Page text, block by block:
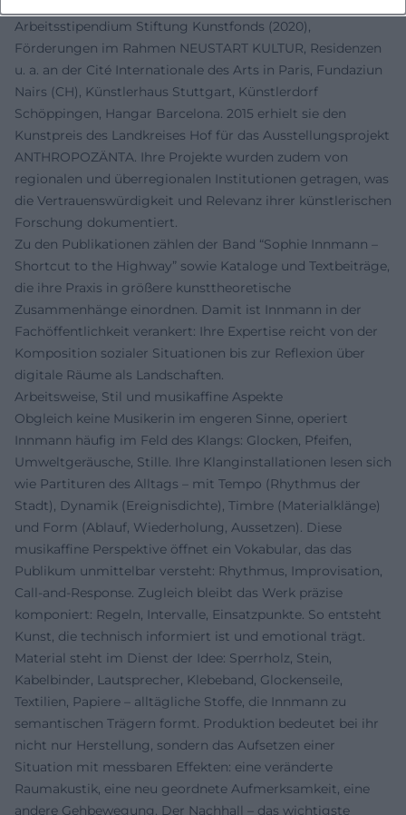
Arbeitsstipendium Stiftung Kunstfonds (2020),
Förderungen im Rahmen NEUSTART KULTUR, Residenzen
u. a. an der Cité Internationale des Arts in Paris, Fundaziun
Nairs (CH), Künstlerhaus Stuttgart, Künstlerdorf
Schöppingen, Hangar Barcelona. 2015 erhielt sie den
Kunstpreis des Landkreises Hof für das Ausstellungsprojekt
ANTHROPOZÄNTA. Ihre Projekte wurden zudem von
regionalen und überregionalen Institutionen getragen, was
die Vertrauenswürdigkeit und Relevanz ihrer künstlerischen
Forschung dokumentiert.
Zu den Publikationen zählen der Band “Sophie Innmann –
Shortcut to the Highway” sowie Kataloge und Textbeiträge,
die ihre Praxis in größere kunsttheoretische
Zusammenhänge einordnen. Damit ist Innmann in der
Fachöffentlichkeit verankert: Ihre Expertise reicht von der
Komposition sozialer Situationen bis zur Reflexion über
digitale Räume als Landschaften.
Arbeitsweise, Stil und musikaffine Aspekte
Obgleich keine Musikerin im engeren Sinne, operiert
Innmann häufig im Feld des Klangs: Glocken, Pfeifen,
Umweltgeräusche, Stille. Ihre Klanginstallationen lesen sich
wie Partituren des Alltags – mit Tempo (Rhythmus der
Stadt), Dynamik (Ereignisdichte), Timbre (Materialklänge)
und Form (Ablauf, Wiederholung, Aussetzen). Diese
musikaffine Perspektive öffnet ein Vokabular, das das
Publikum unmittelbar versteht: Rhythmus, Improvisation,
Call-and-Response. Zugleich bleibt das Werk präzise
komponiert: Regeln, Intervalle, Einsatzpunkte. So entsteht
Kunst, die technisch informiert ist und emotional trägt.
Material steht im Dienst der Idee: Sperrholz, Stein,
Kabelbinder, Lautsprecher, Klebeband, Glockenseile,
Textilien, Papiere – alltägliche Stoffe, die Innmann zu
semantischen Trägern formt. Produktion bedeutet bei ihr
nicht nur Herstellung, sondern das Aufsetzen einer
Situation mit messbaren Effekten: eine veränderte
Raumakustik, eine neu geordnete Aufmerksamkeit, eine
andere Gehbewegung. Der Nachhall – das wichtigste